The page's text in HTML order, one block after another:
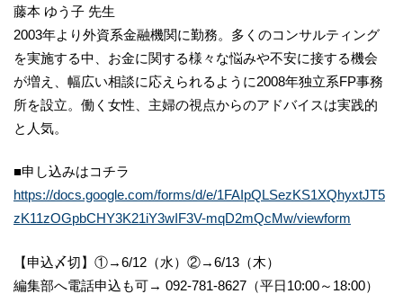
藤本 ゆう子 先生
2003年より外資系金融機関に勤務。多くのコンサルティング
を実施する中、お金に関する様々な悩みや不安に接する機会
が増え、幅広い相談に応えられるように2008年独立系FP事務
所を設立。働く女性、主婦の視点からのアドバイスは実践的
と人気。
■申し込みはコチラ
https://docs.google.com/forms/d/e/1FAIpQLSezKS1XQhyxtJT5
zK11zOGpbCHY3K21iY3wIF3V-mqD2mQcMw/viewform
【申込〆切】①→6/12（水）②→6/13（木）
編集部へ電話申込も可→ 092-781-8627（平日10:00～18:00）